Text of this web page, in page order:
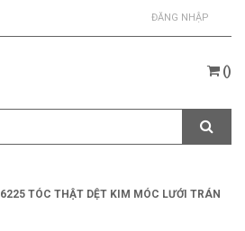
ĐĂNG NHẬP
()
6225 TÓC THẬT DỆT KIM MÓC LƯỚI TRÁN